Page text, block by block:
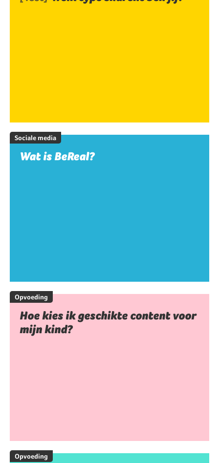
Sociale media
Wat is BeReal?
Opvoeding
Hoe kies ik geschikte content voor
mijn kind?
Opvoeding